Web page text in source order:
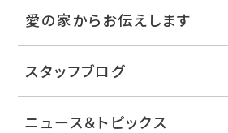
愛の家からお伝えします
スタッフブログ
ニュース＆トピックス